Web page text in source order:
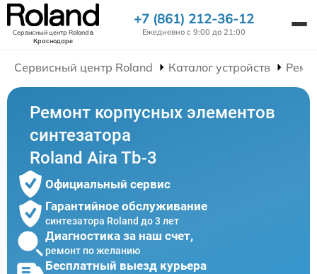
Сервисный центр Rolandв
Краснодаре
+7 (861) 212-36-12
Ежедневно с 9:00 до 21:00
Сервисный центр Roland Каталог устройств
Ремонт корпусных элементов
синтезатора
Roland Aira Tb-3
Официальный сервис
Гарантийное обслуживание
синтезатора Roland до 3 лет
Диагностика за наш счет,
ремонт по желанию
Бесплатный выезд курьера